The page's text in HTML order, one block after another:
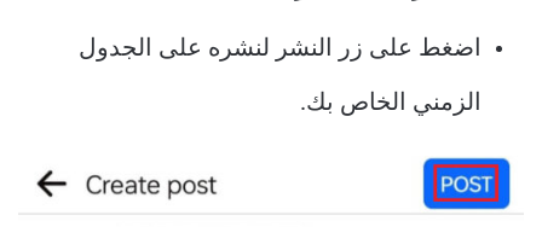
اضغط على زر النشر لنشره على الجدول
الزمني الخاص بك.